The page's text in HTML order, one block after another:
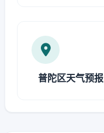
普陀区天气预报